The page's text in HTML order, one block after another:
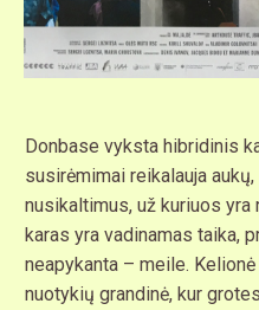
Donbase vyksta hibridinis
susirėmimai reikalauja
nusikaltimus, už kuriuos yra
karas yra vadinamas taika,
neapykanta – meile.
nuotykių grandinė, kur